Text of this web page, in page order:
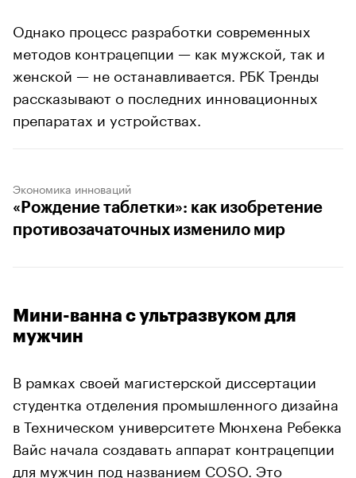
Однако процесс разработки современных
методов контрацепции — как мужской, так и
женской — не останавливается. РБК Тренды
рассказывают о последних инновационных
препаратах и устройствах.
Экономика инноваций
«Рождение таблетки»: как изобретение
противозачаточных изменило мир
Мини-ванна с ультразвуком для
мужчин
В рамках своей магистерской диссертации
студентка отделения промышленного дизайна
в Техническом университете Мюнхена Ребекка
Вайс начала создавать аппарат контрацепции
для мужчин под названием COSO. Это